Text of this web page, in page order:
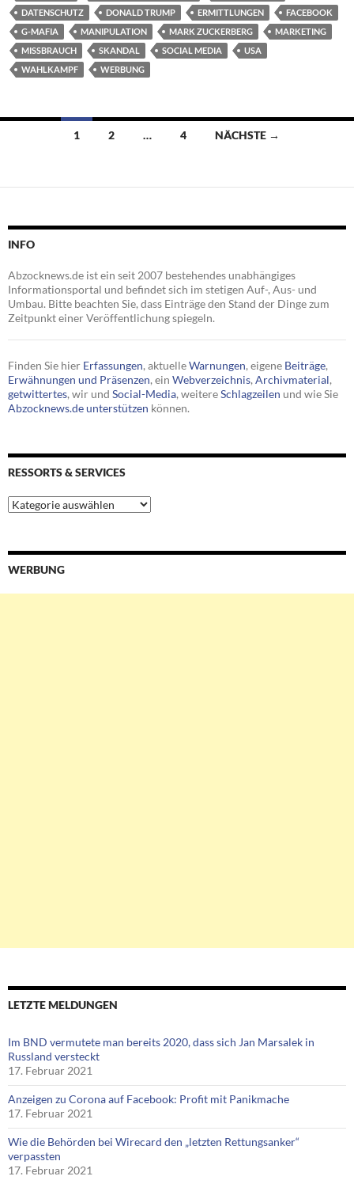
DATENSCHUTZ
DONALD TRUMP ERMITTLUNGEN
FACEBOOK
G-MAFIA
MANIPULATION MARK ZUCKERBERG
MARKETING
MISSBRAUCH
SKANDAL SOCIAL MEDIA
USA
WAHLKAMPF
WERBUNG
Beitragsnavigation
1 2 … 4 NÄCHSTE →
INFO
Abzocknews.de ist ein seit 2007 bestehendes unabhängiges
Informationsportal und befindet sich im stetigen Auf-, Aus- und
Umbau. Bitte beachten Sie, dass Einträge den Stand der Dinge zum
Zeitpunkt einer Veröffentlichung spiegeln.
Finden Sie hier Erfassungen, aktuelleWarnungen, eigene Beiträge,
Erwähnungen und Präsenzen, ein Webverzeichnis, Archivmaterial,
getwittertes, wir und Social-Media, weitereSchlagzeilen und wie Sie
Abzocknews.de unterstützen können.
RESSORTS & SERVICES
Ressorts
&
WERBUNG
LETZTE MELDUNGEN
Im BND vermutete man bereits 2020, dass sich Jan Marsalek in
Russland versteckt
17. Februar 2021
Anzeigen zu Corona auf Facebook: Profit mit Panikmache
17. Februar 2021
Wie die Behörden bei Wirecard den „letzten Rettungsanker“
verpassten
17. Februar 2021